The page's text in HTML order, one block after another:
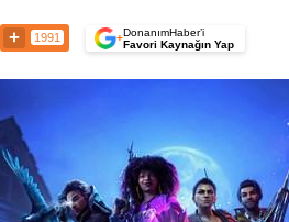
1991 +DonanımHaber’i
Favori Kaynağın Yap